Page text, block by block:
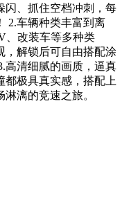
闪、抓住空档冲刺，每
2.车辆种类丰富到离
、改装车等多种类
，解锁后可自由搭配涂
高清细腻的画质，逼真
都极具真实感，搭配上
漓的竞速之旅。